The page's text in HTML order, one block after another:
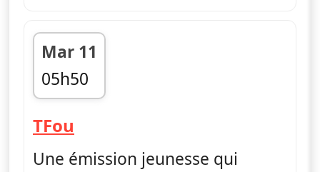
Mar 11
05h50
fin 06h55
TFou
Une émission jeunesse qui